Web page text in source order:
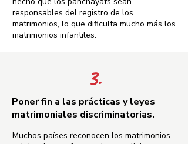
responsables del registro de los
matrimonios, lo que dificulta mucho más los
matrimonios infantiles.
3.
Poner fin a las prácticas y leyes
matrimoniales discriminatorias.
Muchos países reconocen los matrimonios